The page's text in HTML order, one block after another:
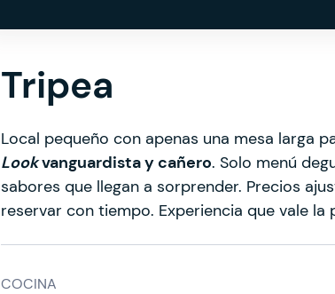
Tripea
Local pequeño con apenas una mesa larga
Lookvanguardista y cañero. Solo menú
sabores que llegan a sorprender. Precios
reservar con tiempo. Experiencia que vale la
COCINA